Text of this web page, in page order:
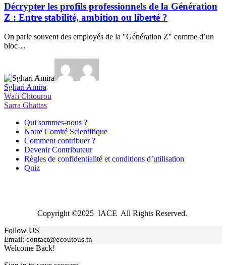
Décrypter les profils professionnels de la Génération
Z : Entre stabilité, ambition ou liberté ?
On parle souvent des employés de la "Génération Z" comme d’un
bloc…
Sghari Amira
Wafi Chtourou
Sarra Ghattas
Qui sommes-nous ?
Notre Comité Scientifique
Comment contribuer ?
Devenir Contributeur
Règles de confidentialité et conditions d’utilisation
Quiz
Copyright ©2025 IACE All Rights Reserved.
Follow US
Email: contact@ecoutous.tn
Welcome Back!